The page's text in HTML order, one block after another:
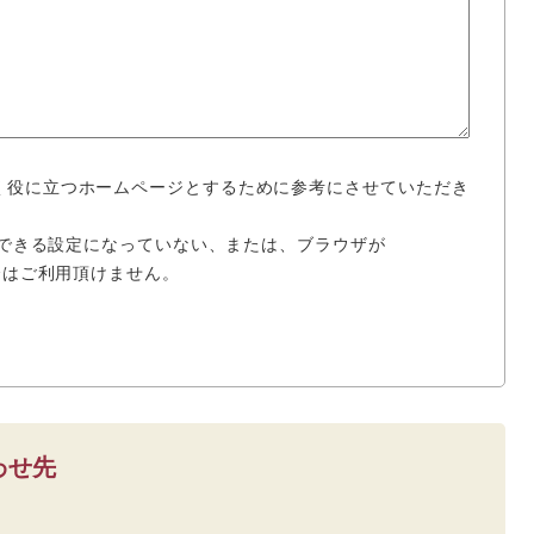
に立つホームページとするために参考にさせていただき
る設定になっていない、または、ブラウザが
ご利用頂けません。
せ先